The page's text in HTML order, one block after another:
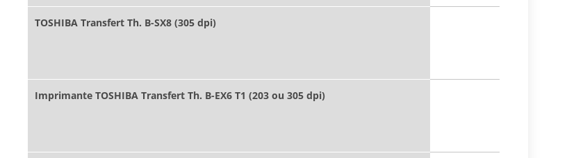
TOSHIBA Transfert Th. B-SX8 (305 dpi)
Imprimante TOSHIBA Transfert Th. B-EX6 T1 (203 ou 305 dpi)